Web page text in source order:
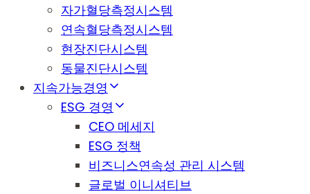
자가혈당측정시스템
연속혈당측정시스템
현장진단시스템
동물진단시스템
지속가능경영
ESG 경영
CEO 메세지
ESG 정책
비즈니스연속성 관리 시스템
글로벌 이니셔티브